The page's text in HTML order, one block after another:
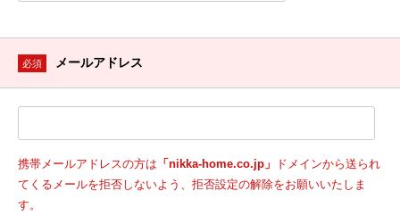
必須 メールアドレス
携帯メールアドレスの方は 「nikka-home.co.jp」
ドメインから送られ
てくるメールを拒否しないよう、拒否設定の解除をお願いいたしま
す。